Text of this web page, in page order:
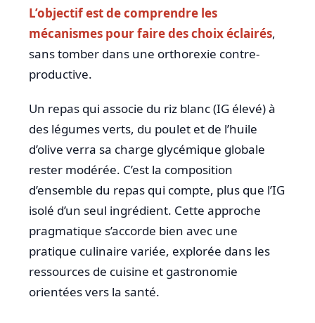
L’objectif est de comprendre les
mécanismes pour faire des choix éclairés,
sans tomber dans une orthorexie contre-
productive.
Un repas qui associe du riz blanc (IG élevé) à
des légumes verts, du poulet et de l’huile
d’olive verra sa charge glycémique globale
rester modérée. C’est la composition
d’ensemble du repas qui compte, plus que l’IG
isolé d’un seul ingrédient. Cette approche
pragmatique s’accorde bien avec une
pratique culinaire variée, explorée dans les
ressources de cuisine et gastronomie
orientées vers la santé.